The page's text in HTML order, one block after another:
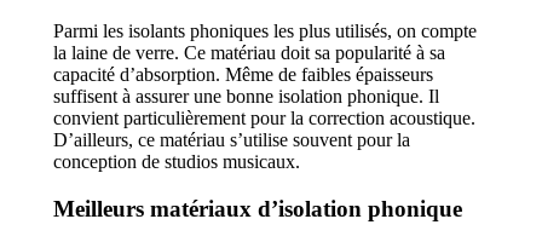
Parmi les isolants phoniques les plus utilisés, on compte
la laine de verre. Ce matériau doit sa popularité à sa
capacité d’absorption. Même de faibles épaisseurs
suffisent à assurer une bonne isolation phonique. Il
convient particulièrement pour la correction acoustique.
D’ailleurs, ce matériau s’utilise souvent pour la
conception de studios musicaux.
Meilleurs matériaux d’isolation phonique